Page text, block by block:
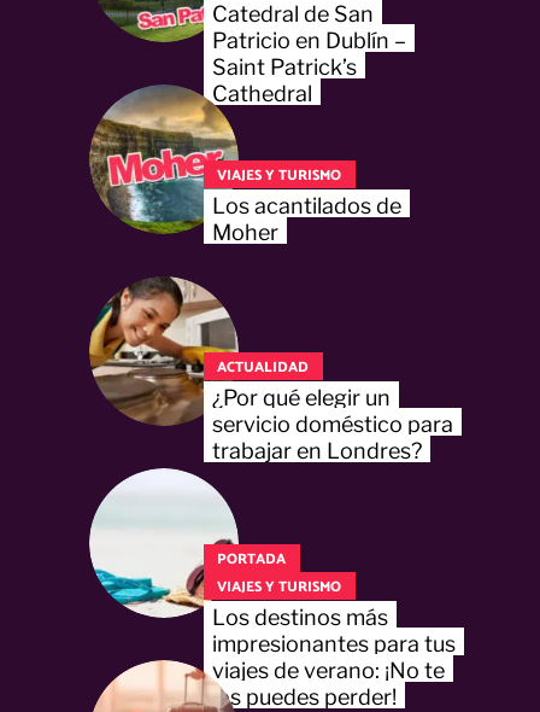
Catedral de San
Patricio en Dublín –
Saint Patrick’s
Cathedral
VIAJES Y TURISMO
Los acantilados de
Moher
ACTUALIDAD
¿Por qué elegir un
servicio doméstico para
trabajar en Londres?
PORTADA
VIAJES Y TURISMO
Los destinos más
impresionantes para tus
viajes de verano: ¡No te
los puedes perder!